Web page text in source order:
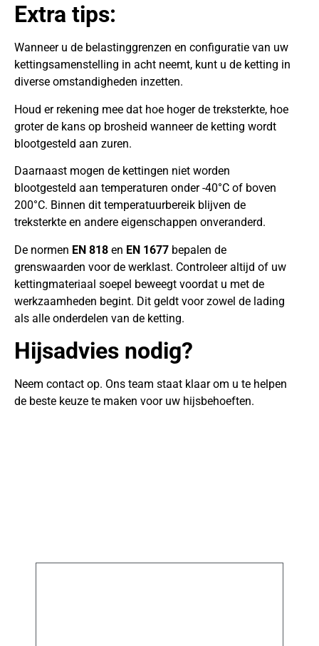
Extra tips:
Wanneer u de belastinggrenzen en configuratie van uw
kettingsamenstelling in acht neemt, kunt u de ketting in
diverse omstandigheden inzetten.
Houd er rekening mee dat hoe hoger de treksterkte, hoe
groter de kans op brosheid wanneer de ketting wordt
blootgesteld aan zuren.
Daarnaast mogen de kettingen niet worden
blootgesteld aan temperaturen onder -40°C of boven
200°C. Binnen dit temperatuurbereik blijven de
treksterkte en andere eigenschappen onveranderd.
De normen EN 818 en EN 1677 bepalen de
grenswaarden voor de werklast. Controleer altijd of uw
kettingmateriaal soepel beweegt voordat u met de
werkzaamheden begint. Dit geldt voor zowel de lading
als alle onderdelen van de ketting.
Hijsadvies nodig?
Neem contact op. Ons team staat klaar om u te helpen
de beste keuze te maken voor uw hijsbehoeften.